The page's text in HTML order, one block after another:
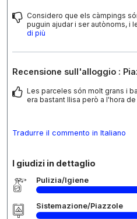
Considero que els càmpings
puguin ajudar i ser autònoms, i
di più
Recensione sull'alloggio :
Les parceles són molt grans i
era bastant llisa però a l'hora de
Tradurre il commento in Italiano
I giudizi in dettaglio
Pulizia/Igiene
Sistemazione/Piazzole